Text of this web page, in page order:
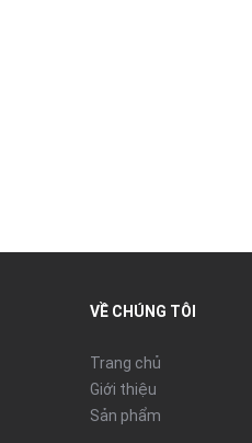
VỀ CHÚNG TÔI
Trang chủ
Giới thiệu
Sản phẩm